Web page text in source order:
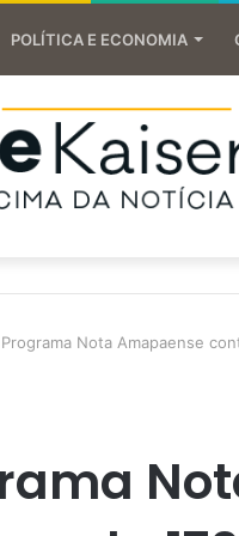
POLÍTICA E ECONOMIA
Programa Nota Amapaense